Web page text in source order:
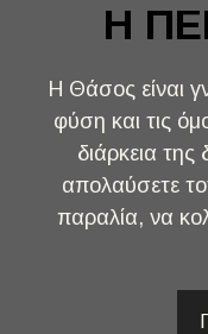
Η
Η Θάσος είναι
φύση και τις
διάρκεια
απολαύσετε
παραλία, να